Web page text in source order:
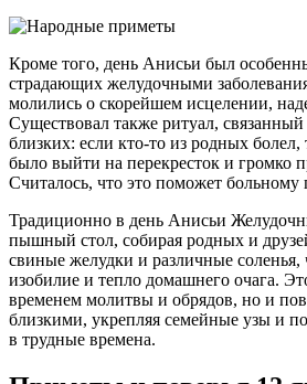
Кроме того, день Анисьи был
страдающих желудочными
молились о скорейшем исцелении,
Существовал также ритуал,
близких: если кто-то из родных
было выйти на перекресток и громко
Считалось, что это поможет больному
Традиционно в день Анисьи
пышный стол, собирая родных и
свиные желудки и различные соленья,
изобилие и тепло домашнего очага.
временем молитвы и обрядов, но и
близкими, укрепляя семейные узы и
в трудные времена.